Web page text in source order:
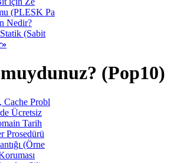
(PLESK Pa
Nedir?
(Sabit
(Pop10)
Cache Probl
Ücretsiz
Tarih
Prosedürü
(Örne